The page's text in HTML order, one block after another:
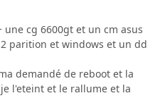
une cg 6600gt et un cm asus
parition et windows et un dd
demandé de reboot et la
l'eteint et le rallume et la